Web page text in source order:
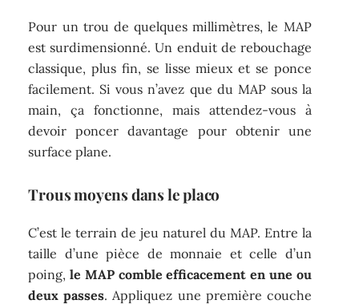
Pour un trou de quelques millimètres, le MAP
est surdimensionné. Un enduit de rebouchage
classique, plus fin, se lisse mieux et se ponce
facilement. Si vous n’avez que du MAP sous la
main, ça fonctionne, mais attendez-vous à
devoir poncer davantage pour obtenir une
surface plane.
Trous moyens dans le placo
C’est le terrain de jeu naturel du MAP. Entre la
taille d’une pièce de monnaie et celle d’un
poing,le MAP comble efficacement en une ou
deux passes. Appliquez une première couche